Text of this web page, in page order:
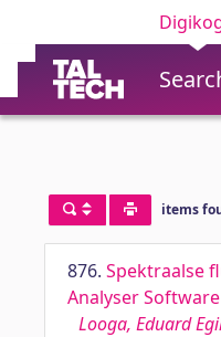
items
876. Spektraalse
Analyser Software
Looga, Eduard